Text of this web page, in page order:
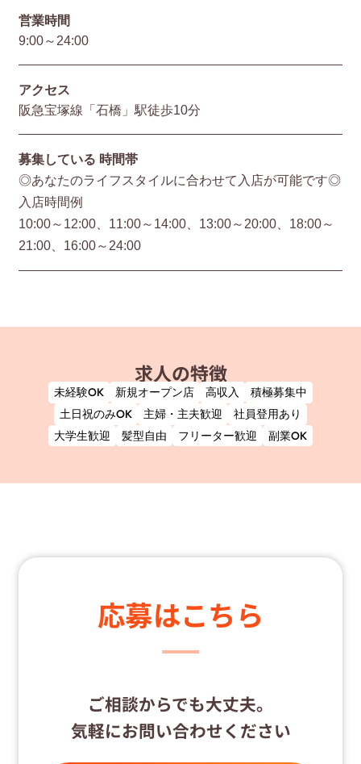
営業時間
9:00～24:00
アクセス
阪急宝塚線「石橋」駅徒歩10分
募集している 時間帯
◎あなたのライフスタイルに合わせて入店が可能です◎
入店時間例
10:00～12:00、11:00～14:00、13:00～20:00、18:00～
21:00、16:00～24:00
求人の特徴
未経験OK 新規オープン店 高収入
積極募集中
土日祝のみOK
主婦・主夫歓迎
社員登用あり
大学生歓迎
髪型自由 フリーター歓迎 副業OK
応募はこちら
ご相談からでも大丈夫。
気軽にお問い合わせください